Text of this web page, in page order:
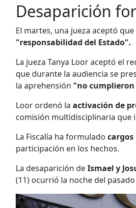
Desaparición
El martes, una jueza aceptó
"responsabilidad del Estado".
La jueza Tanya Loor aceptó el
que durante la audiencia se
la aprehensión "no cumplieron
Loor ordenó la activación de
comisión multidisciplinaria que
La Fiscalía ha formulado
participación en los hechos.
La desaparición deIsmael y
(11) ocurrió la noche del